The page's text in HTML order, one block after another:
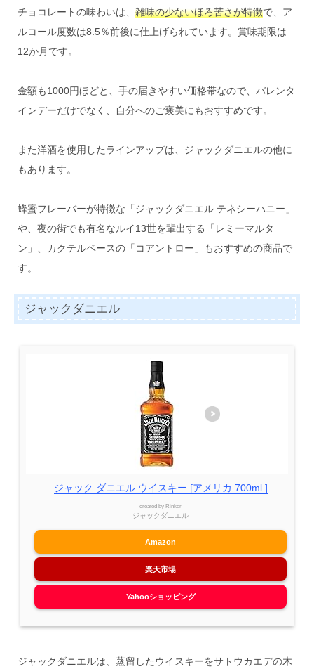
チョコレートの味わいは、 雑味の少ないほろ苦さが特徴で、ア
ルコール度数は8.5％前後に仕上げられています。賞味期限は
12か月です。
金額も1000円ほどと、手の届きやすい価格帯なので、バレンタ
インデーだけでなく、自分へのご褒美にもおすすめです。
また洋酒を使用したラインアップは、ジャックダニエルの他に
もあります。
蜂蜜フレーバーが特徴な「ジャックダニエル テネシーハニー」
や、夜の街でも有名なルイ13世を輩出する「レミーマルタ
ン」、カクテルベースの「コアントロー」もおすすめの商品で
す。
ジャックダニエル
ジャック ダニエル ウイスキー [アメリカ 700ml ]
created by Rinker
ジャックダニエル
Amazon
楽天市場
Yahooショッピング
ジャックダニエルは、蒸留したウイスキーをサトウカエデの木